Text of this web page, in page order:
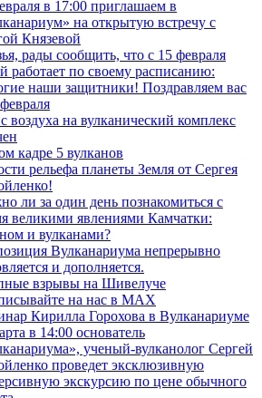
в 17:00 приглашаем в
на открытую встречу с
Князевой
рады сообщить, что с 15 февраля
работает по своему расписанию:
наши защитники! Поздравляем вас
воздуха на вулканический комплекс
кадре 5 вулканов
рельефа планеты Земля от Сергея
ли за один день познакомиться с
великими явлениями Камчатки:
и вулканами?
Вулканариума непрерывно
и дополняется.
взрывы на Шивелуче
на нас в MAX
Кирилла Горохова в Вулканариуме
в 14:00 основатель
ученый-вулканолог Сергей
проведет эксклюзивную
экскурсию по цене обычного